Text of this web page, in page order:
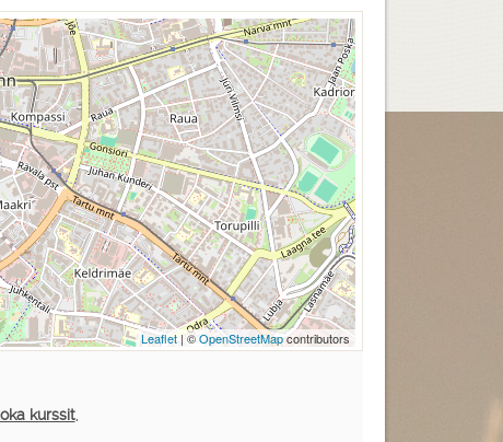
Leaflet| ©OpenStreetMapcontributors
kurssit,